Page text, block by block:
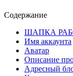
Содержание
ШАПКА
Имя аккаунта
Аватар
Описание
Адресный